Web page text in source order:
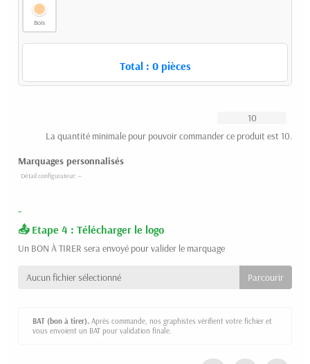
Bois
Total : 0pièces
La quantité minimale pour pouvoir commander ce produit est 10.
Marquages personnalisés
-
Etape 4 : Télécharger le logo
Un BON À TIRER sera envoyé pour valider le marquage
Aucun fichier sélectionné
BAT (bon à tirer). Après commande, nos graphistes vérifient votre fichier et
vous envoient un BAT pour validation finale.